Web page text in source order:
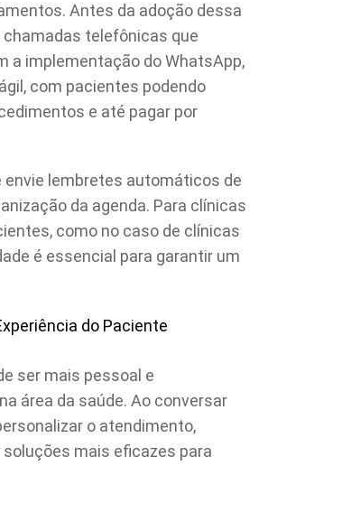
Antes da adoção dessa
telefônicas que
a implementação do WhatsApp,
com pacientes podendo
e até pagar por
envie lembretes automáticos de
da agenda. Para clínicas
como no caso de clínicas
é essencial para garantir um
do Paciente
ser mais pessoal e
área da saúde. Ao conversar
o atendimento,
mais eficazes para